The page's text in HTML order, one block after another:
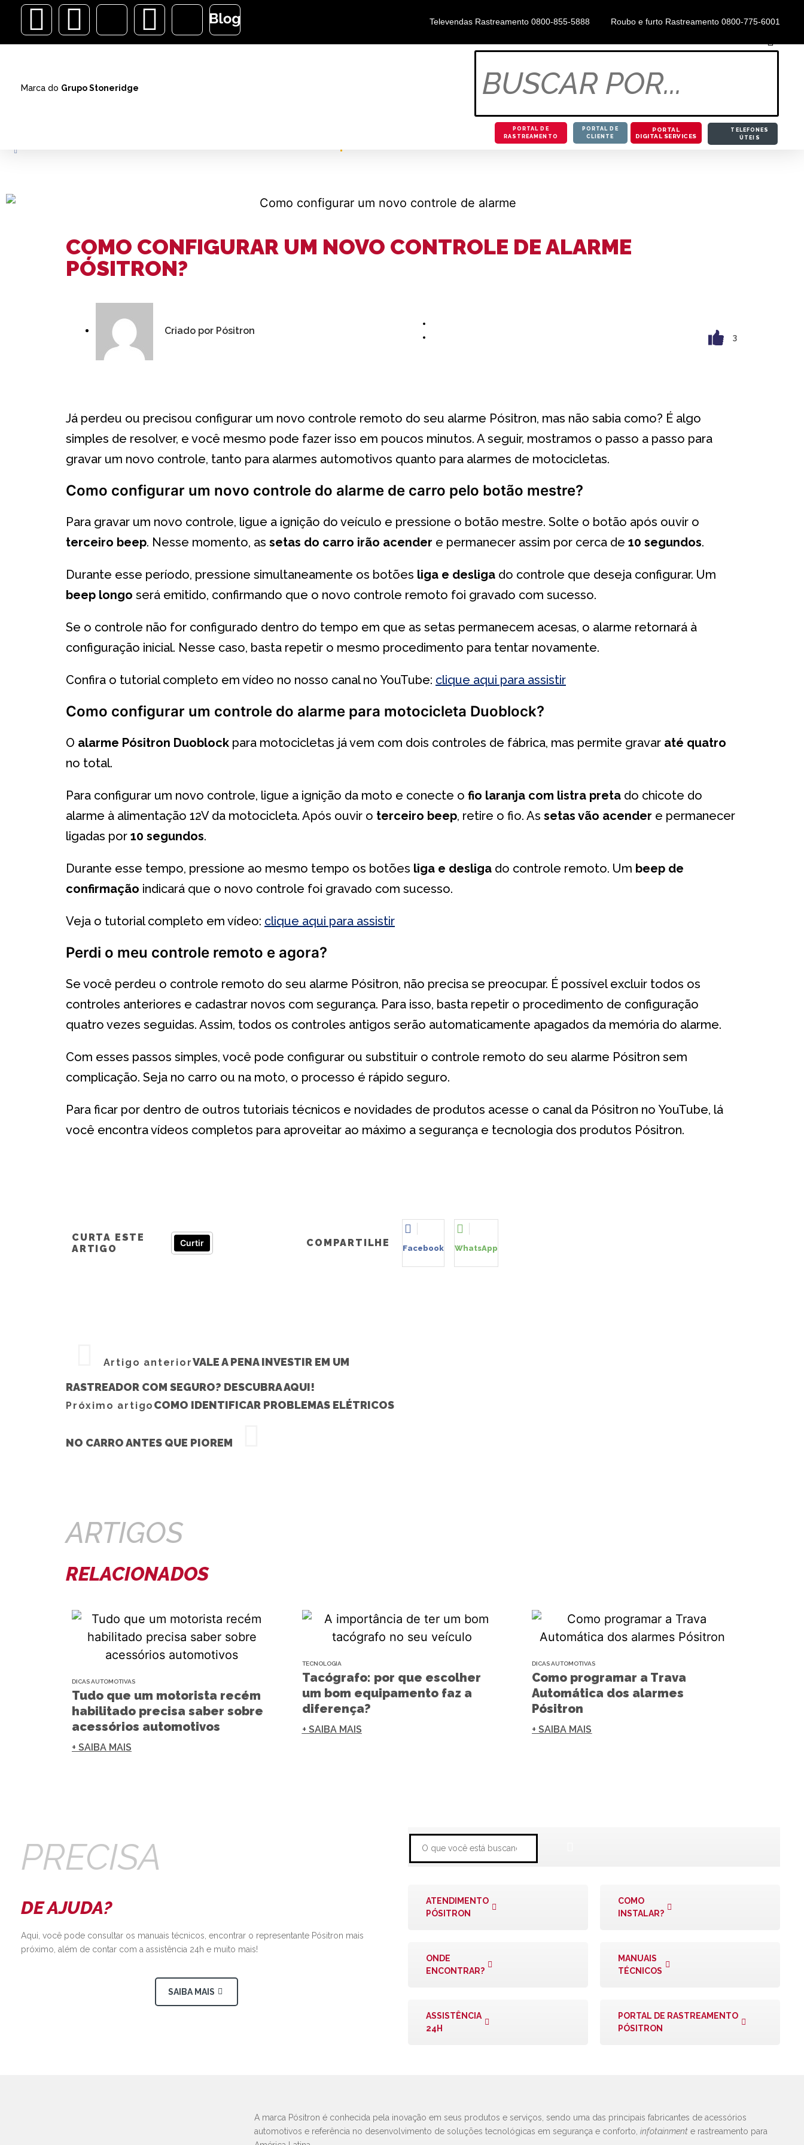
Televendas Rastreamento 0800-855-5888 Roubo e furto Rastreamento 0800-775-6001
Marca do Grupo Stoneridge
PORTAL DE
RASTREAMENTO
PORTAL DE
CLIENTE
PORTAL
DIGITAL SERVICES
TELEFONES
ÚTEIS
ALARMES ACESSÓRIOS ONDE ENCONTRAR SUPORTE / ATENDIMENTO
A PÓSITRON /
COMO CONFIGURAR UM NOVO CONTROLE DE ALARME
PÓSITRON?
Criado por Pósitron
3
Já perdeu ou precisou configurar um novo controle remoto do seu alarme Pósitron, mas não sabia como? É algo
simples de resolver, e você mesmo pode fazer isso em poucos minutos. A seguir, mostramos o passo a passo para
gravar um novo controle, tanto para alarmes automotivos quanto para alarmes de motocicletas.
Como configurar um novo controle do alarme de carro pelo botão mestre?
Para gravar um novo controle, ligue a ignição do veículo e pressione o botão mestre. Solte o botão após ouvir o
terceiro beep. Nesse momento, as setas do carro irão acender e permanecer assim por cerca de 10 segundos.
Durante esse período, pressione simultaneamente os botões liga e desliga do controle que deseja configurar. Um
beep longo será emitido, confirmando que o novo controle remoto foi gravado com sucesso.
Se o controle não for configurado dentro do tempo em que as setas permanecem acesas, o alarme retornará à
configuração inicial. Nesse caso, basta repetir o mesmo procedimento para tentar novamente.
Confira o tutorial completo em vídeo no nosso canal no YouTube: clique aqui para assistir
Como configurar um controle do alarme para motocicleta Duoblock?
O alarme Pósitron Duoblock para motocicletas já vem com dois controles de fábrica, mas permite gravar até quatro
no total.
Para configurar um novo controle, ligue a ignição da moto e conecte o fio laranja com listra preta do chicote do
alarme à alimentação 12V da motocicleta. Após ouvir o terceiro beep, retire o fio. As setas vão acender e permanecer
ligadas por 10 segundos.
Durante esse tempo, pressione ao mesmo tempo os botões liga e desliga do controle remoto. Um beep de
confirmação indicará que o novo controle foi gravado com sucesso.
Veja o tutorial completo em vídeo: clique aqui para assistir
Perdi o meu controle remoto e agora?
Se você perdeu o controle remoto do seu alarme Pósitron, não precisa se preocupar. É possível excluir todos os
controles anteriores e cadastrar novos com segurança. Para isso, basta repetir o procedimento de configuração
quatro vezes seguidas. Assim, todos os controles antigos serão automaticamente apagados da memória do alarme.
Com esses passos simples, você pode configurar ou substituir o controle remoto do seu alarme Pósitron sem
complicação. Seja no carro ou na moto, o processo é rápido seguro.
Para ficar por dentro de outros tutoriais técnicos e novidades de produtos acesse o canal da Pósitron no YouTube, lá
você encontra vídeos completos para aproveitar ao máximo a segurança e tecnologia dos produtos Pósitron.
CURTA ESTE
ARTIGO
Curtir COMPARTILHE Facebook WhatsApp
Artigo anteriorVALE A PENA INVESTIR EM UM
RASTREADOR COM SEGURO? DESCUBRA AQUI!
Próximo artigo COMO IDENTIFICAR PROBLEMAS ELÉTRICOS
NO CARRO ANTES QUE PIOREM
ARTIGOS
RELACIONADOS
DICAS AUTOMOTIVAS
Tudo que um motorista recém
habilitado precisa saber sobre
acessórios automotivos
+ SAIBA MAIS
TECNOLOGIA
Tacógrafo: por que escolher
um bom equipamento faz a
diferença?
+ SAIBA MAIS
DICAS AUTOMOTIVAS
Como programar a Trava
Automática dos alarmes
Pósitron
+ SAIBA MAIS
PRECISA
DE AJUDA?
Aqui, você pode consultar os manuais técnicos, encontrar o representante Pósitron mais
próximo, além de contar com a assistência 24h e muito mais!
SAIBA MAIS
ATENDIMENTO
PÓSITRON
COMO
INSTALAR?
ONDE
ENCONTRAR?
MANUAIS
TÉCNICOS
ASSISTÊNCIA
24H
PORTAL DE RASTREAMENTO
PÓSITRON
A marca Pósitron é conhecida pela inovação em seus produtos e serviços, sendo uma das principais fabricantes de acessórios
automotivos e referência no desenvolvimento de soluções tecnológicas em segurança e conforto,infotainment e rastreamento para